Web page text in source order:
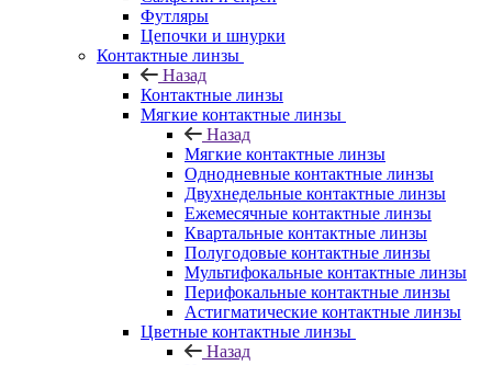
Футляры
Цепочки и шнурки
Контактные линзы
Назад
Контактные линзы
Мягкие контактные линзы
Назад
Мягкие контактные линзы
Однодневные контактные линзы
Двухнедельные контактные линзы
Ежемесячные контактные линзы
Квартальные контактные линзы
Полугодовые контактные линзы
Мультифокальные контактные линзы
Перифокальные контактные линзы
Астигматические контактные линзы
Цветные контактные линзы
Назад